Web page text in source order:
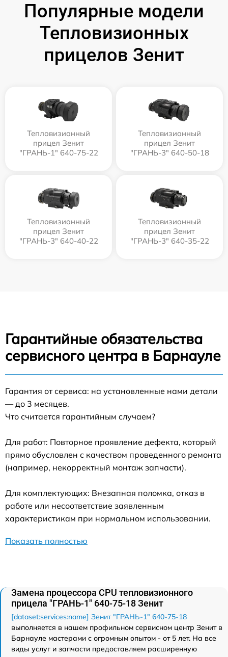
Популярные модели
Тепловизионных
прицелов Зенит
Тепловизионный
прицел Зенит
"ГРАНЬ-1" 640-75-22
Тепловизионный
прицел Зенит
"ГРАНЬ-3" 640-50-18
Тепловизионный
прицел Зенит
"ГРАНЬ-3" 640-40-22
Тепловизионный
прицел Зенит
"ГРАНЬ-3" 640-35-22
Гарантийные обязательства
сервисного центра в Барнауле
Гарантия от сервиса: на установленные нами детали
— до 3 месяцев.
Что считается гарантийным случаем?
Для работ: Повторное проявление дефекта, который
прямо обусловлен с качеством проведенного ремонта
(например, некорректный монтаж запчасти).
Для комплектующих: Внезапная поломка, отказ в
работе или несоответствие заявленным
характеристикам при нормальном использовании.
Показать полностью
Замена процессора CPU тепловизионного
прицела "ГРАНЬ-1" 640-75-18 Зенит
[dataset:services:name] Зенит "ГРАНЬ-1" 640-75-18
выполняется в нашем профильном сервисном центр Зенит в
Барнауле мастерами с огромным опытом - от 5 лет. На все
виды услуг и запчасти предоставляем расширенную